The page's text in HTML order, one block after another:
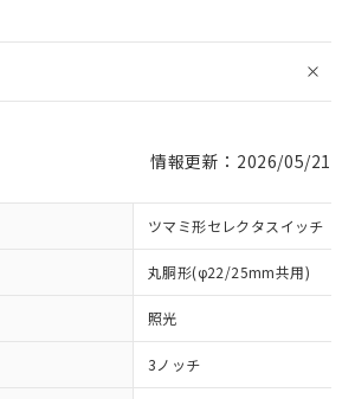
情報更新：2026/05/21
ツマミ形セレクタスイッチ
丸胴形(φ22/25mm共用)
照光
3ノッチ